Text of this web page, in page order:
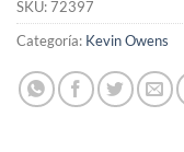
SKU:72397
Categoría: Kevin Owens